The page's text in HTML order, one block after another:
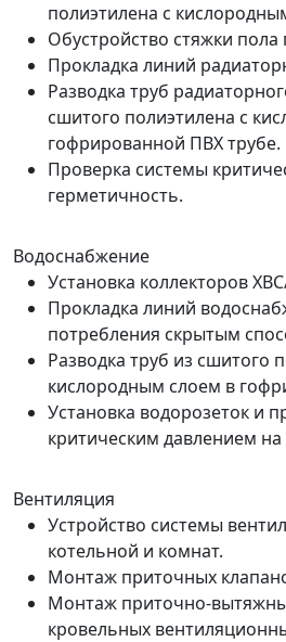
полиэтилена с
Обустройство стяжки
Прокладка линий
Разводка труб
сшитого полиэтилена с
гофрированной ПВХ трубе.
Проверка системы
герметичность.
Водоснабжение
Установка коллекторов
Прокладка линий
потребления скрытым
Разводка труб из сшитого
кислородным слоем в
Установка водорозеток и
критическим давлением
Вентиляция
Устройство системы
котельной и комнат.
Монтаж приточных
Монтаж приточно-
кровельных